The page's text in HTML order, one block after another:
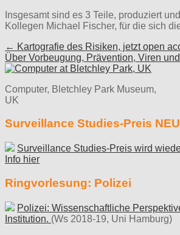
Insgesamt sind es 3 Teile, produziert
Kollegen Michael Fischer, für die sich
Post
navigation
← Kartografie des Risiken, jetzt open
Über Vorbeugung, Prävention, Viren
Computer, Bletchley Park Museum,
UK
Surveillance Studies-Preis
Surveillance Studies-Preis wird
Info hier
Ringvorlesung: Polizei
Polizei: Wissenschaftliche
Institution. (Ws 2018-19, Uni Hamburg)